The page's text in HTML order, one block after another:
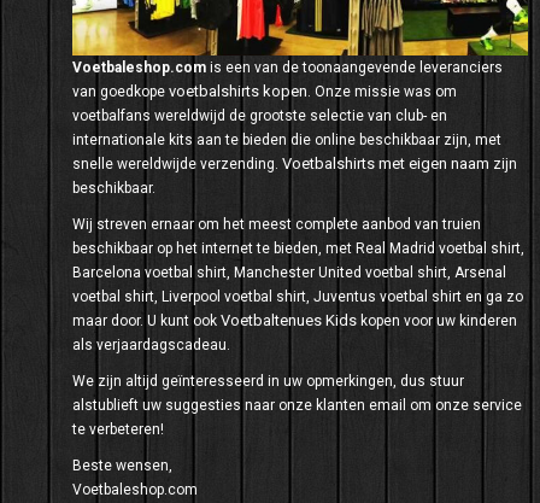
Voetbaleshop.com is een van de toonaangevende leveranciers
van goedkope voetbalshirts kopen . Onze missie was om
voetbalfans wereldwijd de grootste selectie van club- en
internationale kits aan te bieden die online beschikbaar zijn, met
snelle wereldwijde verzending. Voetbalshirts met eigen naam zijn
beschikbaar.
Wij streven ernaar om het meest complete aanbod van truien
beschikbaar op het internet te bieden, met Real Madrid voetbal shirt,
Barcelona voetbal shirt, Manchester United voetbal shirt, Arsenal
voetbal shirt, Liverpool voetbal shirt, Juventus voetbal shirt en ga zo
maar door. U kunt ook Voetbaltenues Kids kopen voor uw kinderen
als verjaardagscadeau.
We zijn altijd geïnteresseerd in uw opmerkingen, dus stuur
alstublieft uw suggesties naar onze klanten email om onze service
te verbeteren!
Beste wensen,
Voetbaleshop.com